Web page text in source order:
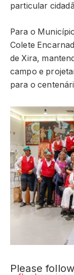
particular
Para o
Colete
de Xira,
campo e
para o
Please